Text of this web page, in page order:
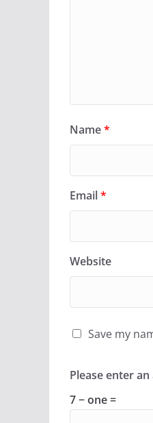
Name*
Email*
Website
Save my
Please enter
7 − one =